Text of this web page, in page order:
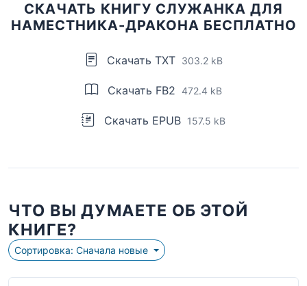
СКАЧАТЬ КНИГУ СЛУЖАНКА ДЛЯ
НАМЕСТНИКА-ДРАКОНА БЕСПЛАТНО
Скачать TXT 303.2 kB
Скачать FB2 472.4 kB
Скачать EPUB 157.5 kB
ЧТО ВЫ ДУМАЕТЕ ОБ ЭТОЙ
КНИГЕ?
Сортировка: Сначала новые